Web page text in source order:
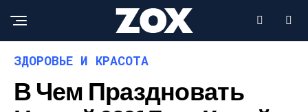
ЗДОРОВЬЕ И КРАСОТА
В Чем Праздновать